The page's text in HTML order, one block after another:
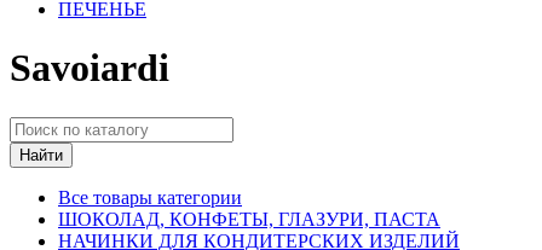
ПЕЧЕНЬЕ
Savoiardi
Найти
Все товары категории
ШОКОЛАД, КОНФЕТЫ, ГЛАЗУРИ, ПАСТА
НАЧИНКИ ДЛЯ КОНДИТЕРСКИХ ИЗДЕЛИЙ